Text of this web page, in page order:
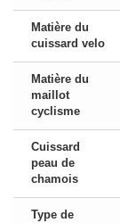
Matière du
cuissard velo
Matière du
maillot
cyclisme
Cuissard
peau de
chamois
Type de